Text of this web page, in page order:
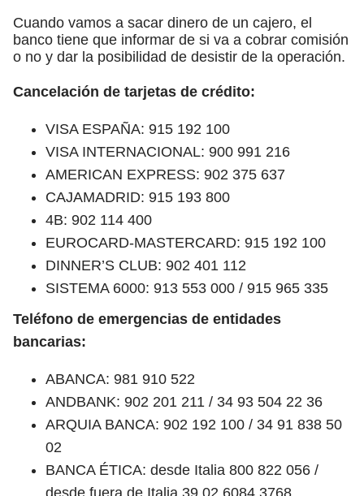
Cuando vamos a sacar dinero de un cajero, el
banco tiene que informar de si va a cobrar comisión
o no y dar la posibilidad de desistir de la operación.
Cancelación de tarjetas de crédito:
VISA ESPAÑA: 915 192 100
VISA INTERNACIONAL: 900 991 216
AMERICAN EXPRESS: 902 375 637
CAJAMADRID: 915 193 800
4B: 902 114 400
EUROCARD-MASTERCARD: 915 192 100
DINNER’S CLUB: 902 401 112
SISTEMA 6000: 913 553 000 / 915 965 335
Teléfono de emergencias de entidades
bancarias:
ABANCA: 981 910 522
ANDBANK: 902 201 211 / 34 93 504 22 36
ARQUIA BANCA: 902 192 100 / 34 91 838 50
02
BANCA ÉTICA: desde Italia 800 822 056 /
desde fuera de Italia 39 02 6084 3768